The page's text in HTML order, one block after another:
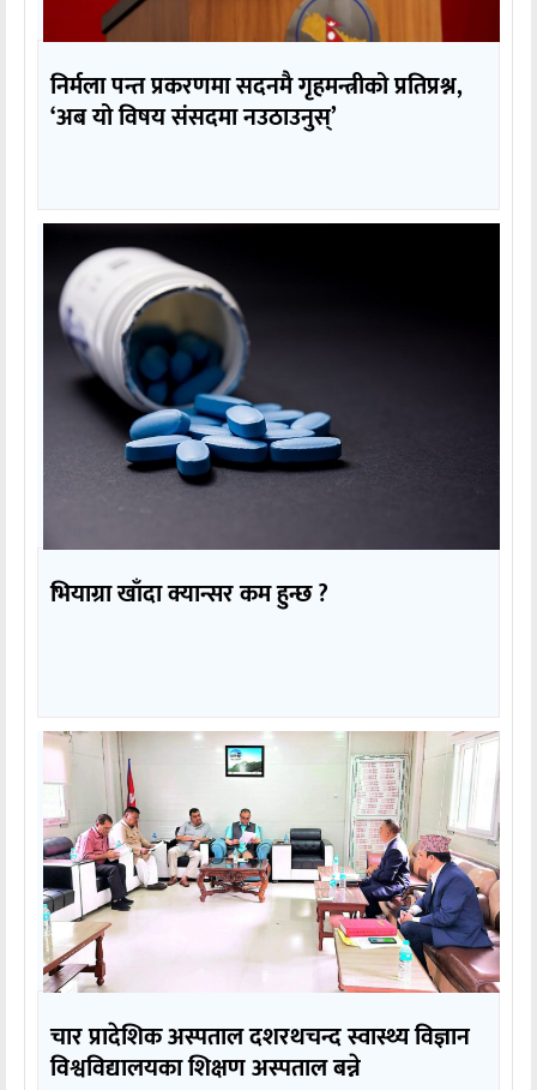
निर्मला पन्त प्रकरणमा सदनमै गृहमन्त्रीको प्रतिप्रश्न,
‘अब यो विषय संसदमा नउठाउनुस्’
भियाग्रा खाँदा क्यान्सर कम हुन्छ ?
चार प्रादेशिक अस्पताल दशरथचन्द स्वास्थ्य विज्ञान
विश्वविद्यालयका शिक्षण अस्पताल बन्ने